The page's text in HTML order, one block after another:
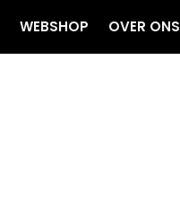
WEBSHOP OVER ONS